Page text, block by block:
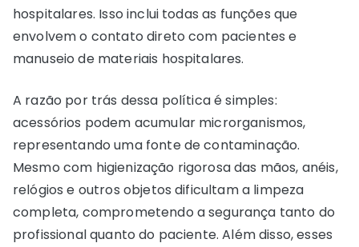
hospitalares. Isso inclui todas as funções que
envolvem o contato direto com pacientes e
manuseio de materiais hospitalares.
A razão por trás dessa política é simples:
acessórios podem acumular microrganismos,
representando uma fonte de contaminação.
Mesmo com higienização rigorosa das mãos, anéis,
relógios e outros objetos dificultam a limpeza
completa, comprometendo a segurança tanto do
profissional quanto do paciente. Além disso, esses